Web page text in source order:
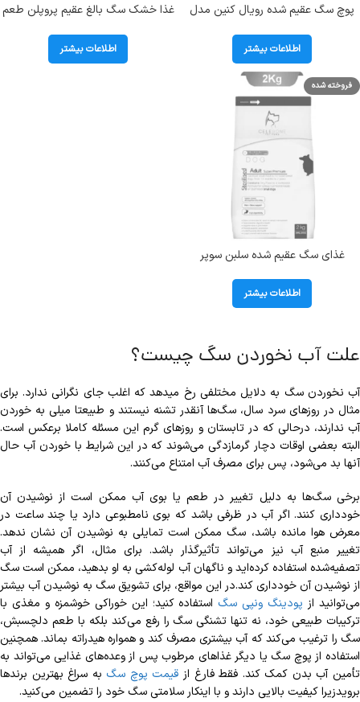
پوچ سگ عقیم شده رویال کنین مدل
اطلاعات بیشتر
غذا خشک سگ بالغ عقیم پروپلن طعم
Sterilised All Size
اطلاعات بیشتر
فروخته شده
غذای سگ عقیم شده سلبن سوپر
اطلاعات بیشتر
علت آب نخوردن سگ چیست؟
آب نخوردن سگ به دلایل مختلفی رخ می‎دهد که اغلب جای نگرانی ندارد. برای
مثال در روزهای سرد سال، سگ‎‌‌ها آنقدر تشنه نیستند و طبیعتا میلی به خوردن
آب ندارند، درحالی که در تابستان و روزهای گرم این مسئله کاملا برعکس است.
البته بعضی اوقات دچار گرمازدگی می‌شوند که در این شرایط با خوردن آب حال
آن‏ها بد می‎‌‌شود، پس برای مصرف آب امتناع می‏‌کنند.
برخی سگ‌ها به دلیل تغییر در طعم یا بوی آب ممکن است از نوشیدن آن
خودداری کنند. اگر آب در ظرفی باشد که بوی نامطبوعی دارد یا چند ساعت در
معرض هوا مانده باشد، سگ ممکن است تمایلی به نوشیدن آن نشان ندهد.
تغییر منبع آب نیز می‌تواند تأثیرگذار باشد. برای مثال، اگر همیشه از آب
تصفیه‌شده استفاده کرده‌اید و ناگهان آب لوله‌کشی به او بدهید، ممکن است سگ
از نوشیدن آن خودداری کند.در این مواقع، برای تشویق سگ به نوشیدن آب بیشتر
می‌توانید از پودینگ ونپی سگ استفاده کنید؛ این خوراکی خوشمزه و مغذی با
ترکیبات طبیعی خود، نه تنها تشنگی سگ را رفع می‌کند بلکه با طعم دلچسبش،
سگ را ترغیب می‌کند که آب بیشتری مصرف کند و همواره هیدراته بماند. همچنین
استفاده از پوچ سگ یا دیگر غذاهای مرطوب پس از وعده‌های غذایی می‌تواند به
تأمین آب بدن کمک کند. فقط فارغ از قیمت پوچ سگ به سراغ بهترین برندها
برویدزیرا کیفیت بالایی دارند و با اینکار سلامتی سگ خود را تضمین می‌کنید.